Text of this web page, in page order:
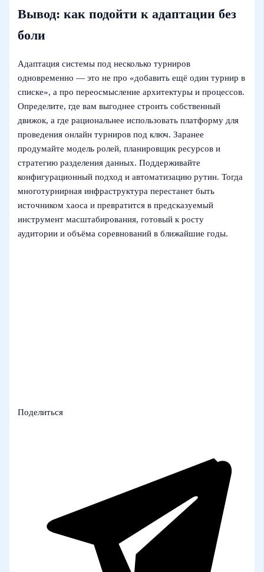
Вывод: как подойти к адаптации без
боли
Адаптация системы под несколько турниров
одновременно — это не про «добавить ещё один турнир в
списке», а про переосмысление архитектуры и процессов.
Определите, где вам выгоднее строить собственный
движок, а где рациональнее использовать платформу для
проведения онлайн турниров под ключ. Заранее
продумайте модель ролей, планировщик ресурсов и
стратегию разделения данных. Поддерживайте
конфигурационный подход и автоматизацию рутин. Тогда
многотурнирная инфраструктура перестанет быть
источником хаоса и превратится в предсказуемый
инструмент масштабирования, готовый к росту
аудитории и объёма соревнований в ближайшие годы.
Поделиться